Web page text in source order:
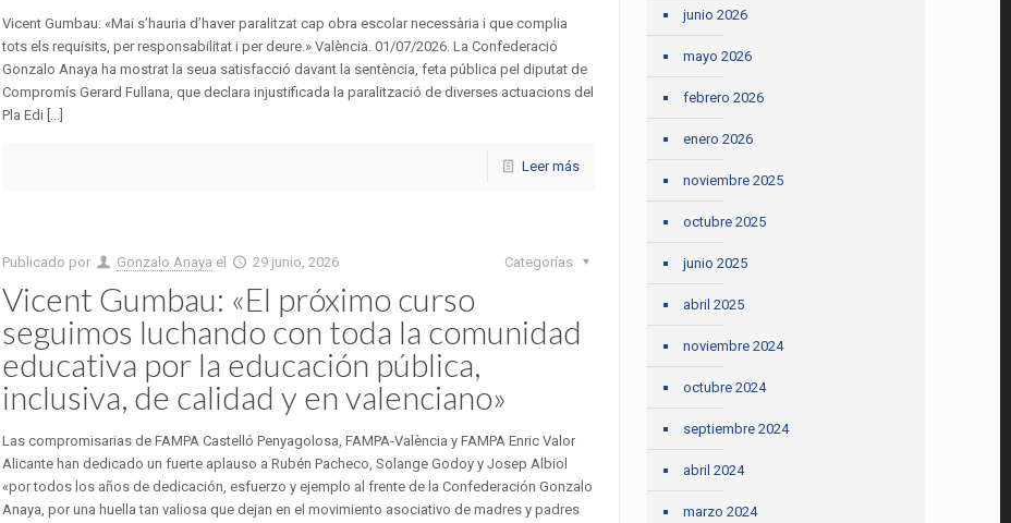
Vicent Gumbau: «Mai s’hauria d’haver paralitzat cap obra escolar necessària i que complia
tots els requisits, per responsabilitat i per deure.» València. 01/07/2026. La Confederació
Gonzalo Anaya ha mostrat la seua satisfacció davant la sentència, feta pública pel diputat de
Compromís Gerard Fullana, que declara injustificada la paralització de diverses actuacions del
Pla Edi [...]
Leer más
Publicado por Gonzalo Anaya el 29 junio, 2026 Categorías
Vicent Gumbau: «El próximo curso
seguimos luchando con toda la comunidad
educativa por la educación pública,
inclusiva, de calidad y en valenciano»
Las compromisarias de FAMPA Castelló Penyagolosa, FAMPA-València y FAMPA Enric Valor
Alicante han dedicado un fuerte aplauso a Rubén Pacheco, Solange Godoy y Josep Albiol
«por todos los años de dedicación, esfuerzo y ejemplo al frente de la Confederación Gonzalo
Anaya, por una huella tan valiosa que dejan en el movimiento asociativo de madres y padres
junio 2026
mayo 2026
febrero 2026
enero 2026
noviembre 2025
octubre 2025
junio 2025
abril 2025
noviembre 2024
octubre 2024
septiembre 2024
abril 2024
marzo 2024